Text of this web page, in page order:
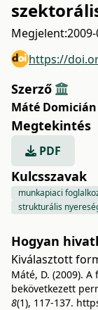
Megjelent:
https://
Szerző
Máté Domicián
Megtekintés
PDF
Kulcsszavak
munkapiaci
strukturális
Hogyan
Kiválasztott
Máté, D. (2009).
bekövetkezett
8(1), 117-137.